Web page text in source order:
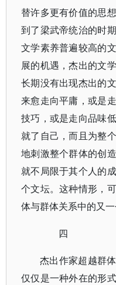
替许多更有价值的思
到了梁武帝统治的时
文学素养普遍较高的
展的机遇，杰出的文
长期没有出现杰出的
来愈走向平庸，或是
技巧，或是走向品味
就了自己，而且为整
地刺激整个群体的创
就不局限于其个人的
个文坛。这种情形，
体与群体关系中的又一
四
杰出作家超越群
仅仅是一种外在的形